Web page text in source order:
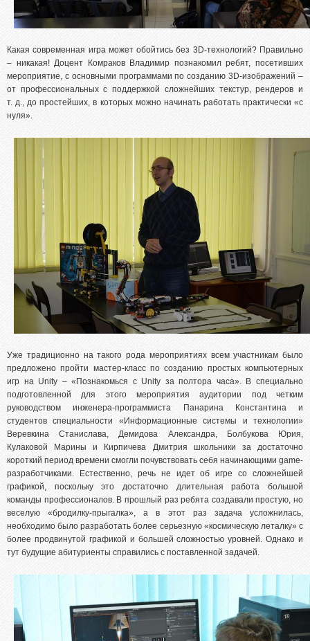
Какая современная игра может обойтись без 3D-технологий? Правильно
– никакая! Доцент Комраков Владимир познакомил ребят, посетивших
мероприятие, с основными программами по созданию 3D-изображений –
от профессиональных с поддержкой сложнейших текстур, рендеров и
т. д., до простейших, в которых можно начинать работать практически «с
нуля».
Уже традиционно на такого рода мероприятиях всем участникам было
предложено пройти мастер-класс по созданию простых компьютерных
игр на Unity – «Познакомься с Unity за полтора часа». В специально
подготовленной для этого мероприятия аудитории под четким
руководством инженера-программиста Панарина Константина и
студентов специальности «Информационные системы и технологии»
Веревкина Станислава, Демидова Александра, Болбукова Юрия,
Кулаковой Марины и Кирпичева Дмитрия школьники за достаточно
короткий период времени смогли почувствовать себя начинающими game-
разработчиками. Естественно, речь не идет об игре со сложнейшей
графикой, поскольку это достаточно длительная работа большой
команды профессионалов. В прошлый раз ребята создавали простую, но
веселую «бродилку-прыгалка», а в этот раз задача усложнилась,
необходимо было разработать более серьезную «космическую леталку» с
более продвинутой графикой и большей сложностью уровней. Однако и
тут будущие абитуриенты справились с поставленной задачей.